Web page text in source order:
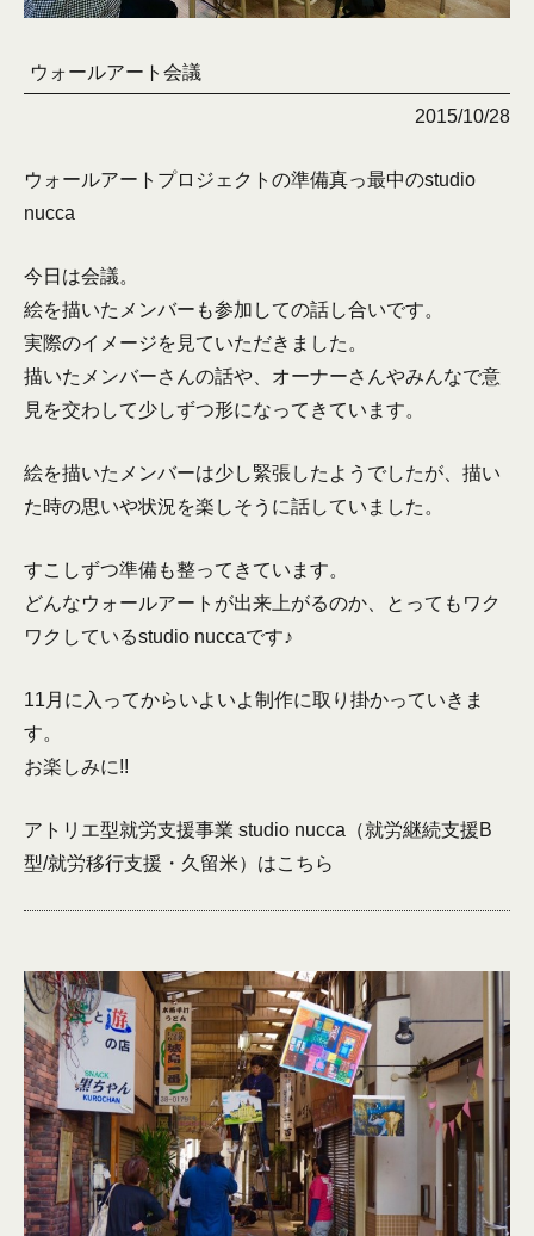
ウォールアート会議
2015/10/28
ウォールアートプロジェクトの準備真っ最中のstudio
nucca
今日は会議。
絵を描いたメンバーも参加しての話し合いです。
実際のイメージを見ていただきました。
描いたメンバーさんの話や、オーナーさんやみんなで意
見を交わして少しずつ形になってきています。
絵を描いたメンバーは少し緊張したようでしたが、描い
た時の思いや状況を楽しそうに話していました。
すこしずつ準備も整ってきています。
どんなウォールアートが出来上がるのか、とってもワク
ワクしているstudio nuccaです♪
11月に入ってからいよいよ制作に取り掛かっていきま
す。
お楽しみに!!
アトリエ型就労支援事業 studio nucca（就労継続支援B
型/就労移行支援・久留米）はこちら